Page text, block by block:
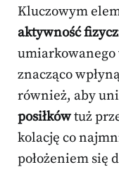
Kluczowym
aktywność
umiarkowanego
znacząco
również, aby
posiłkówtuż
kolację co
położeniem się